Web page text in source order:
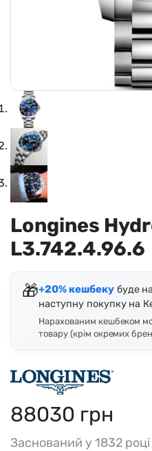
Longines
L3.742.4.96.6
🎁+20% кешбекубуде
наступну покупку на
Нарахованим кешбеком
товару (крім окремих
88030 грн
Заснований у 1832 році